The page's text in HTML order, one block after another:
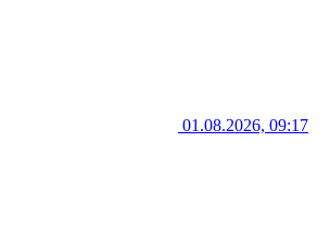
01.08.2026, 09:17